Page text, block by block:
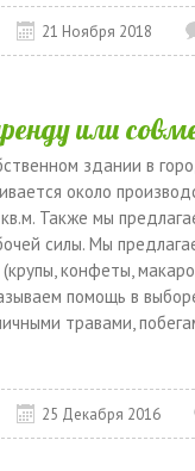
21 Ноября 2018
или
здании в
около
Также мы
силы. Мы
конфеты,
помощь в
травами,
25 Декабря 2016